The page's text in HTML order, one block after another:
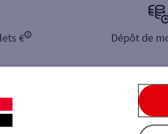
€ Dépôt de